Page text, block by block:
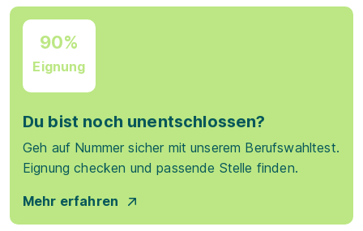
90%
Eignung
Du bist noch unentschlossen?
Geh auf Nummer sicher mit unserem Berufswahltest.
Eignung checken und passende Stelle finden.
Mehr erfahren